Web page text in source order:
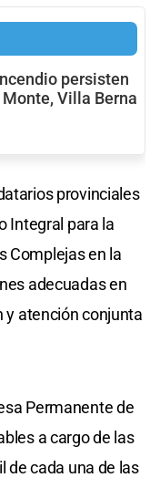
persisten
Villa Berna
provinciales
Integral para la
Complejas en la
adecuadas en
y atención conjunta
Permanente de
a cargo de las
de cada una de las